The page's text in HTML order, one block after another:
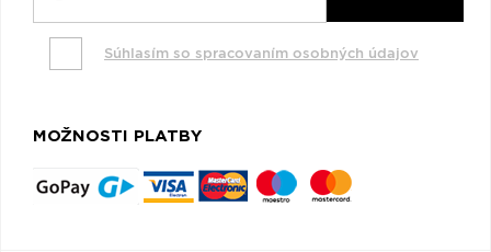
Súhlasím so spracovaním osobných údajov
MOŽNOSTI PLATBY